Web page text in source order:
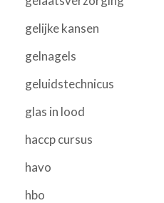
gelijke kansen
gelnagels
geluidstechnicus
glas in lood
haccp cursus
havo
hbo